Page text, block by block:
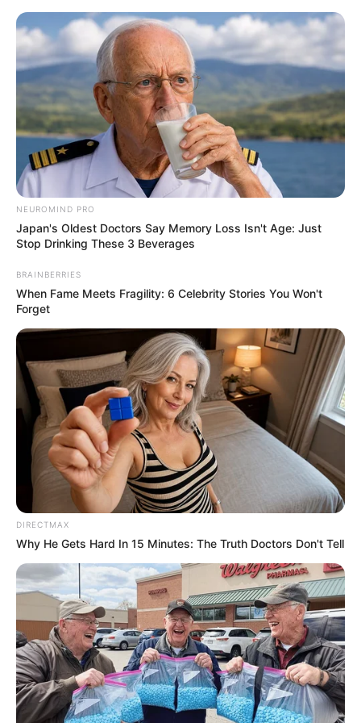
MENU
ET
WIDGETS
PRIX RFM PRONOSTIC
QUINTE PMU 08-09-2024
Dimanche 8 Septembre 2024 à PARISLONGCHAMP
dans la Réunion n°1 PRIX RFM – SUPER HANDICAP
DE LA RENTREE – Plat – 1850 mètres.
PRIX RFM – SUPER HANDICAP DE
NEUROMIND PRO
Japan's Oldest Doctors Say Memory Loss Isn't Age: Just
Stop Drinking These 3 Beverages
BRAINBERRIES
When Fame Meets Fragility: 6 Celebrity Stories You Won't
Forget
DIRECTMAX
Why He Gets Hard In 15 Minutes: The Truth Doctors Don't Tell